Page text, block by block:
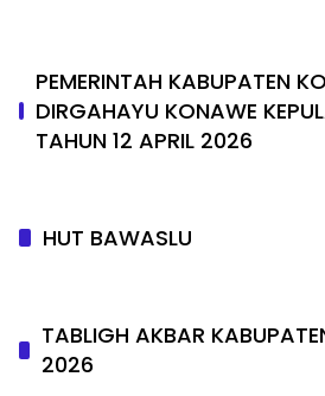
PEMERINTAH KABUPATEN
DIRGAHAYU KONAWE
TAHUN 12 APRIL 2026
HUT BAWASLU
TABLIGH AKBAR
2026